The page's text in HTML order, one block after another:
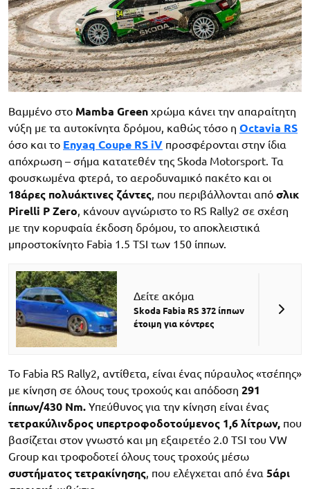
Βαμμένο στο Mamba Green χρώμα κάνει την απαραίτητη
νύξη με τα αυτοκίνητα δρόμου, καθώς τόσο η Octavia RS
όσο και το Enyaq Coupe RS iV προσφέρονται στην ίδια
απόχρωση – σήμα κατατεθέν της Skoda Motorsport. Τα
φουσκωμένα φτερά, το αεροδυναμικό πακέτο και οι
18άρες πολυάκτινες ζάντες, που περιβάλλονται από σλικ
Pirelli P Zero, κάνουν αγνώριστο το RS Rally2 σε σχέση
με την κορυφαία έκδοση δρόμου, το αποκλειστικά
μπροστοκίνητο Fabia 1.5 TSI των 150 ίππων.
Δείτε ακόμα
Skoda Fabia RS 372 ίππων
έτοιμη για κόντρες
Το Fabia RS Rally2, αντίθετα, είναι ένας πύραυλος «τσέπης»
με κίνηση σε όλους τους τροχούς και απόδοση 291
ίππων/430 Nm. Υπεύθυνος για την κίνηση είναι ένας
τετρακύλινδρος υπερτροφοδοτούμενος 1,6 λίτρων, που
βασίζεται στον γνωστό και μη εξαιρετέο 2.0 TSI του VW
Group και τροφοδοτεί όλους τους τροχούς μέσω
συστήματος τετρακίνησης, που ελέγχεται από ένα 5άρι